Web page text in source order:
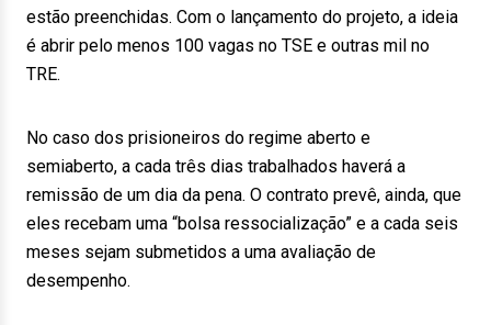
estão preenchidas. Com o lançamento do projeto, a ideia
é abrir pelo menos 100 vagas no TSE e outras mil no
TRE.
No caso dos prisioneiros do regime aberto e
semiaberto, a cada três dias trabalhados haverá a
remissão de um dia da pena. O contrato prevê, ainda, que
eles recebam uma “bolsa ressocialização” e a cada seis
meses sejam submetidos a uma avaliação de
desempenho.